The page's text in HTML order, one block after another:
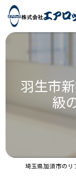
羽生市
級